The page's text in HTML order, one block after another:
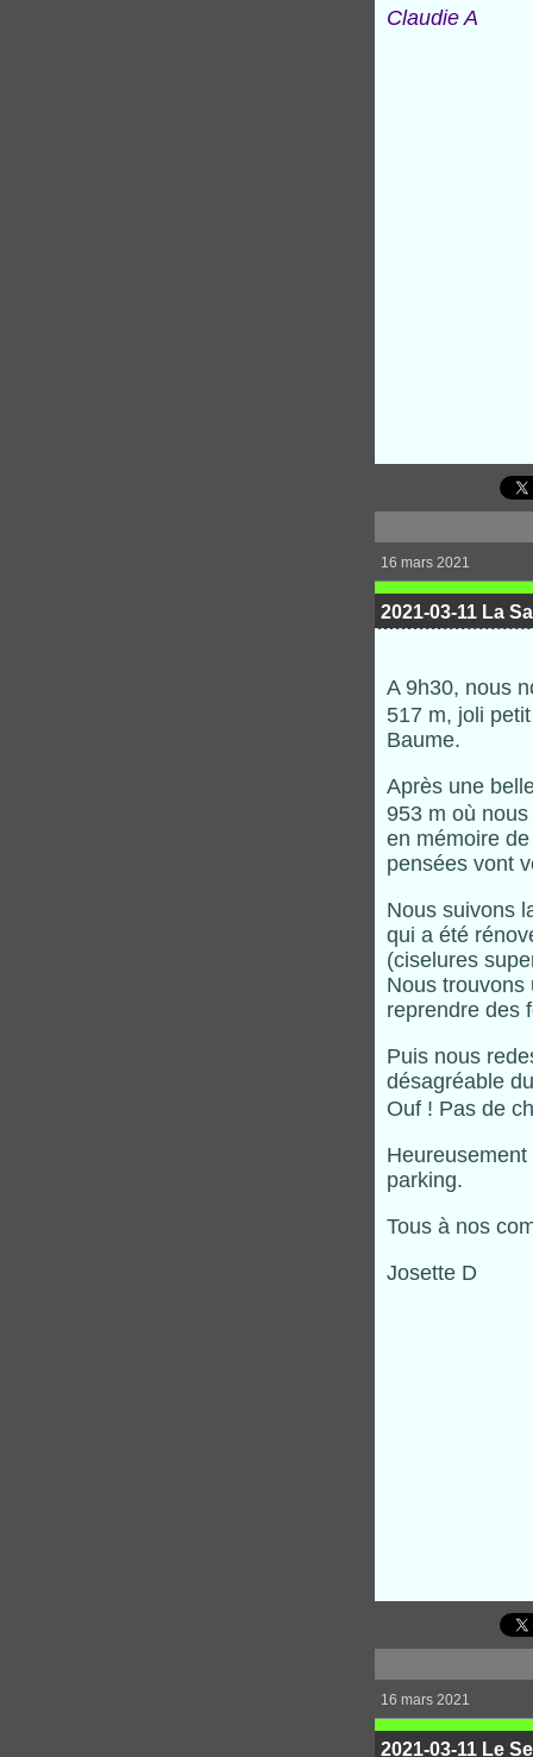
Claudie A
16 mars 2021
2021-03-11 La
A 9h30, nous
517 m, joli
Baume.
Après une
953 m où
en mémoire
pensées vont
Nous suivons
qui a été
(ciselures
Nous trouvons
reprendre des
Puis nous
désagréable
Ouf ! Pas de
Heureusement
parking.
Tous à nos
Josette D
16 mars 2021
2021-03-11 Le